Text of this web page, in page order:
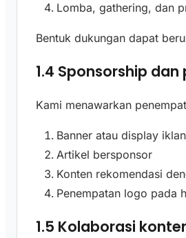
Lomba, gathering, dan
Bentuk dukungan dapat
1.4 Sponsorship
Kami menawarkan
Banner atau display iklan
Artikel bersponsor
Konten rekomendasi
Penempatan logo pada
1.5 Kolaborasi